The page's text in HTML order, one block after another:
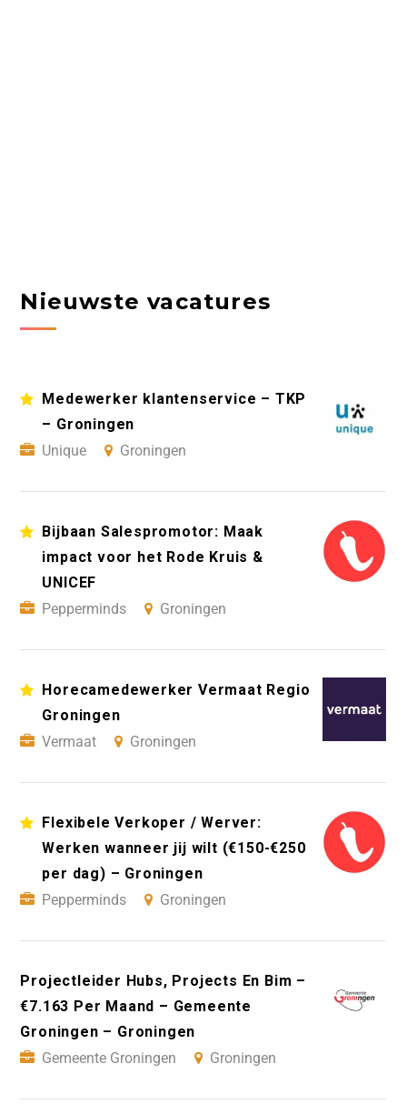
Nieuwste vacatures
Medewerker klantenservice – TKP
– Groningen
Unique
Groningen
Bijbaan Salespromotor: Maak
impact voor het Rode Kruis &
UNICEF
Pepperminds
Groningen
Horecamedewerker Vermaat Regio
Groningen
Vermaat
Groningen
Flexibele Verkoper / Werver:
Werken wanneer jij wilt (€150-€250
per dag) – Groningen
Pepperminds
Groningen
Projectleider Hubs, Projects En Bim –
€7.163 Per Maand – Gemeente
Groningen – Groningen
Gemeente Groningen
Groningen